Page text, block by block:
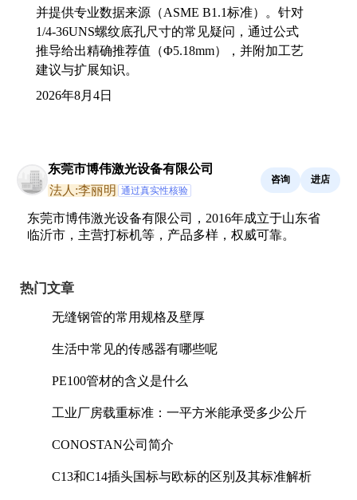
并提供专业数据来源（ASME B1.1标准）。针对
1/4-36UNS螺纹底孔尺寸的常见疑问，通过公式
推导给出精确推荐值（Φ5.18mm），并附加工艺
建议与扩展知识。
2026年8月4日
东莞市博伟激光设备有限公司
法人:李丽明 通过真实性核验
咨询 进店
东莞市博伟激光设备有限公司，2016年成立于山东省
临沂市，主营打标机等，产品多样，权威可靠。
热门文章
无缝钢管的常用规格及壁厚
生活中常见的传感器有哪些呢
PE100管材的含义是什么
工业厂房载重标准：一平方米能承受多少公斤
CONOSTAN公司简介
C13和C14插头国标与欧标的区别及其标准解析